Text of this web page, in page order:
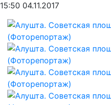
15:50 04.11.2017